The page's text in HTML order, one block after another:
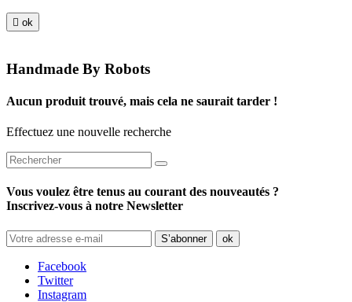
 ok
Handmade By Robots
Aucun produit trouvé, mais cela ne saurait tarder !
Effectuez une nouvelle recherche
Vous voulez être tenus au courant des nouveautés ?
Inscrivez-vous à notre Newsletter
Facebook
Twitter
Instagram